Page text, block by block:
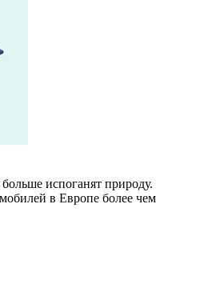
испоганят природу.
в Европе более чем